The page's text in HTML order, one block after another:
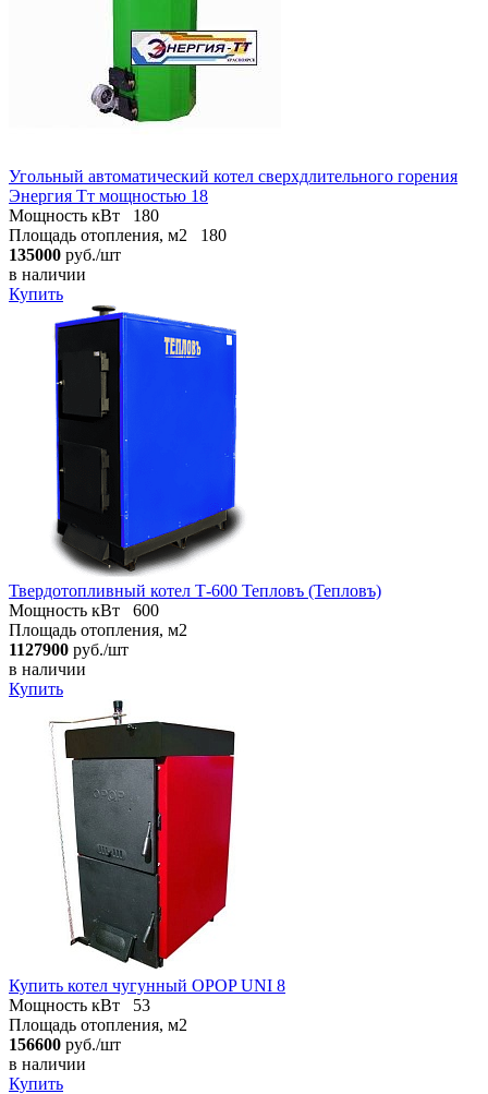
Угольный автоматический котел сверхдлительного горения
Энергия Тт мощностью 18
Мощность кВт
180
Площадь отопления, м2
180
135000 руб./шт
в наличии
Купить
Твердотопливный котел Т-600 Тепловъ (Тепловъ)
Мощность кВт
600
Площадь отопления, м2
1127900 руб./шт
в наличии
Купить
Купить котел чугунный OPOP UNI 8
Мощность кВт
53
Площадь отопления, м2
156600 руб./шт
в наличии
Купить